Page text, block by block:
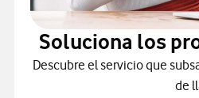
Soluciona los
Descubre el servicio que
de